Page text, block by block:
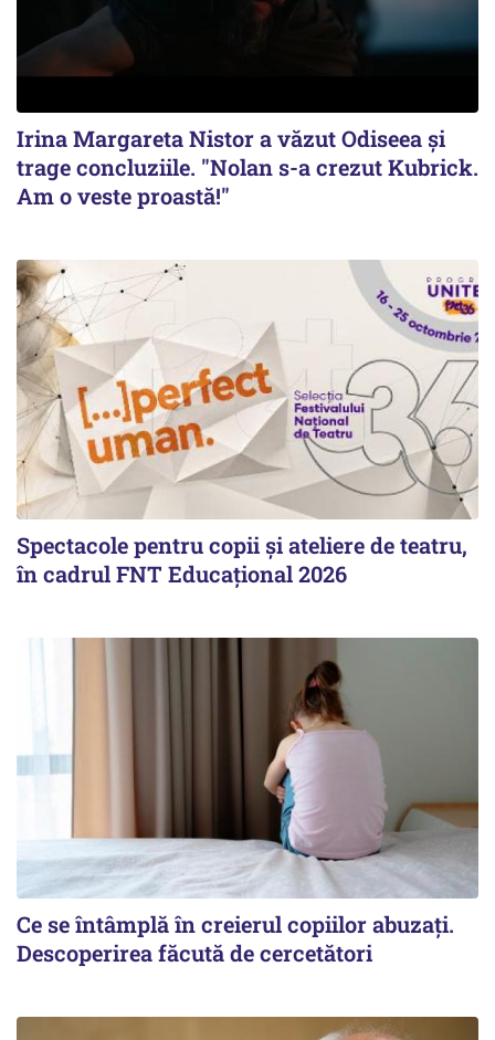
Irina Margareta Nistor a văzut Odiseea şi
trage concluziile. "Nolan s-a crezut Kubrick.
Am o veste proastă!"
Spectacole pentru copii și ateliere de teatru,
în cadrul FNT Educațional 2026
Ce se întâmplă în creierul copiilor abuzați.
Descoperirea făcută de cercetători